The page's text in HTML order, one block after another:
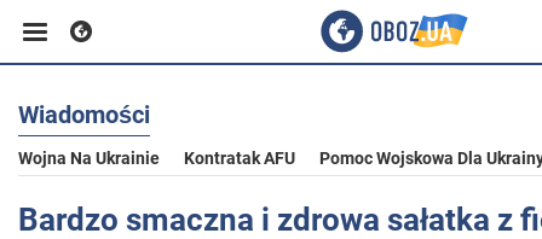
Biznes
Sport
Wiadomości
Wojna Na Ukrainie Kontratak AFU Pomoc Wojskowa Dla
Bardzo smaczna i zdrowa sałatka z